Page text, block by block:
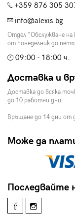
+359 876 305
info@alexis.bg
Отдел "Обслужване на
от понеделник до
09:00 - 18:00 ч.
Доставка и
Доставка до всяка
до 10 работни дни.
Връщане до 14 дни от
Може да
Последвайте